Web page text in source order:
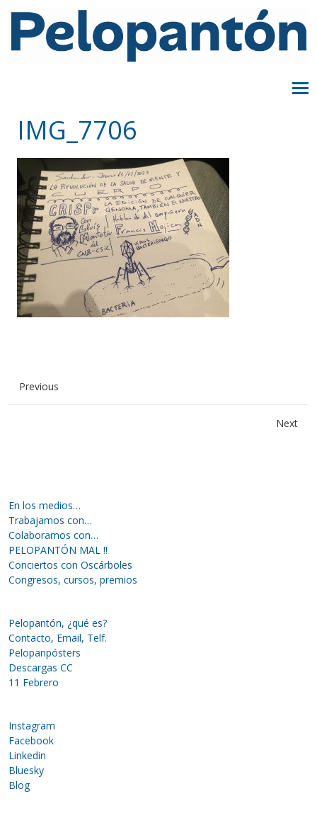
IMG_7706
Previous
Next
En los medios…
Trabajamos con…
Colaboramos con…
PELOPANTÓN MAL !!
Conciertos con Oscárboles
Congresos, cursos, premios
Pelopantón, ¿qué es?
Contacto, Email, Telf.
Pelopanpósters
Descargas CC
11 Febrero
Instagram
Facebook
Linkedin
Bluesky
Blog